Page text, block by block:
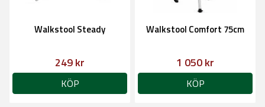
Walkstool Steady
249 kr
KÖP
Walkstool Comfort 75cm
1 050 kr
KÖP